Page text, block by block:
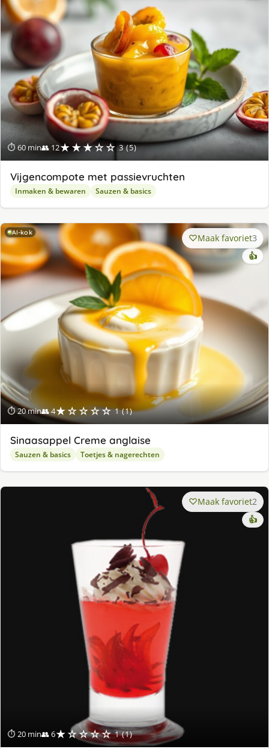
⏱ 60 min👥 12★★★☆☆ 3 (5)
Vijgencompote met passievruchten
Inmaken & bewaren Sauzen & basics
AI-kok
⏱ 20 min👥 4★☆☆☆☆ 1 (1)
Maak favoriet3
👍
Sinaasappel Creme anglaise
Sauzen & basics Toetjes & nagerechten
⏱ 20 min👥 6★☆☆☆☆ 1 (1)
Maak favoriet2
👍